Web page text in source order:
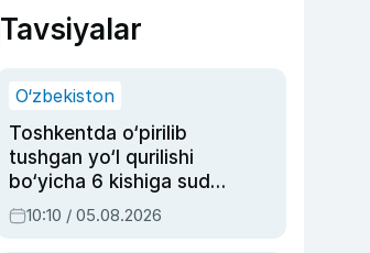
Tavsiyalar
O‘zbekiston
Toshkentda o‘pirilib
tushgan yo‘l qurilishi
bo‘yicha 6 kishiga sud
hukmi o‘qildi
10:10 / 05.08.2026